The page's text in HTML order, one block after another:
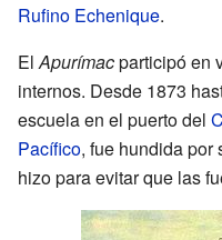
Rufino Echenique.
ElApurímacparticipó en
internos. Desde 1873
escuela en el puerto del
Pacífico, fue hundida por
hizo para evitar que las